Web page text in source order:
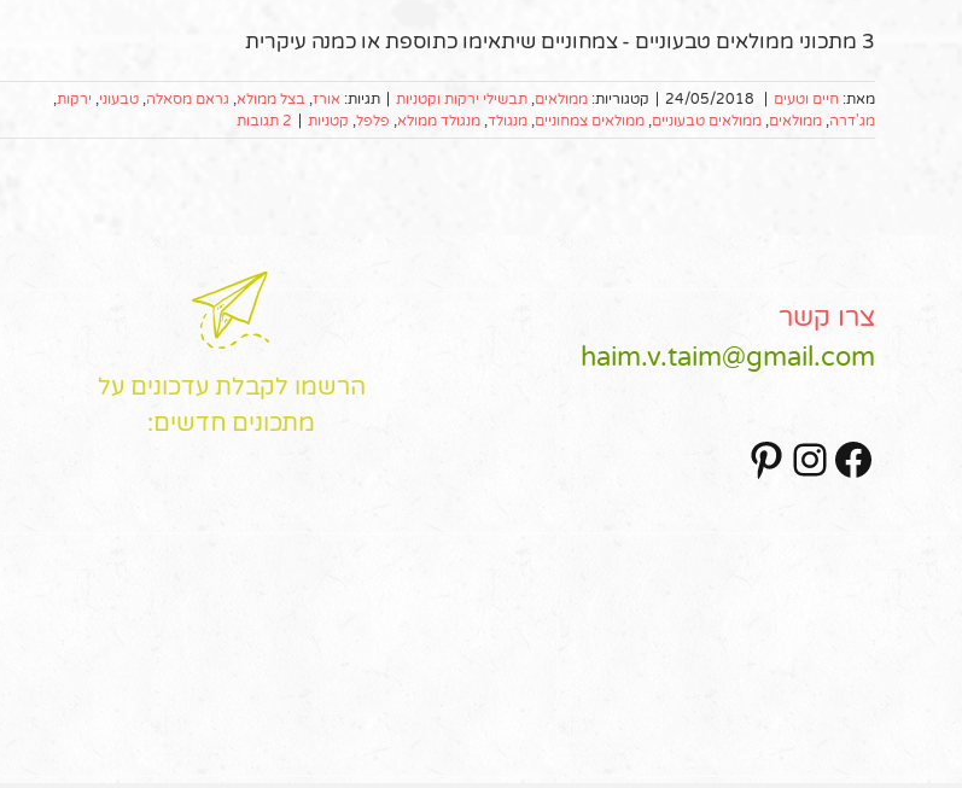
3 מתכוני ממולאים טבעוניים - צמחוניים שיתאימו כתוספת או כמנה עיקרית
מאת: חיים וטעים |
24/05/2018
| קטגוריות: ממולאים תבשילי ירקות וקטניות | תגיות: אורז בצל ממולא גראם מסאלה טבעוני ירקות
מג'דרה ממולאים ממולאים טבעוניים ממולאים צמחוניים מנגולד מנגולד ממולא פלפל קטניות | 2 תגובות
צרו קשר
haim.v.taim@gmail.com
Facebook
Instagram
הרשמו לקבלת עדכונים על
מתכונים חדשים: